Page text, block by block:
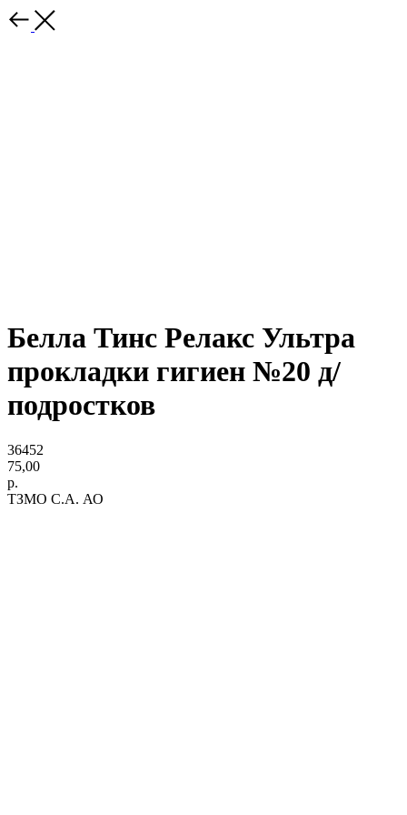
Белла Тинс Релакс Ультра
прокладки гигиен №20 д/
подростков
36452
75,00
р.
ТЗМО С.А. АО